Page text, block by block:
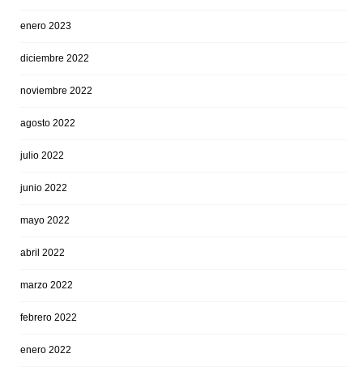
enero 2023
diciembre 2022
noviembre 2022
agosto 2022
julio 2022
junio 2022
mayo 2022
abril 2022
marzo 2022
febrero 2022
enero 2022